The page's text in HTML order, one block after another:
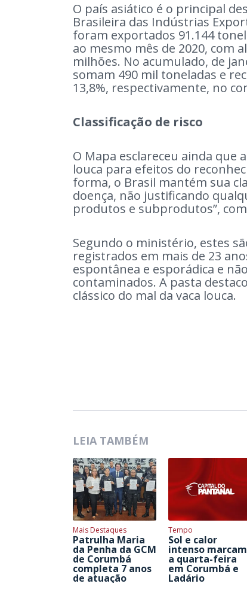
O país asiático é o principal
Brasileira das Indústrias
foram exportados 91.144
ao mesmo mês de 2020, com
milhões. No acumulado, de
somam 490 mil toneladas e
13,8%, respectivamente, no
Classificação de risco
O Mapa esclareceu ainda que
louca para efeitos do
forma, o Brasil mantém sua
doença, não justificando
produtos e subprodutos”,
Segundo o ministério, estes
registrados em mais de 23
espontânea e esporádica e
contaminados. A pasta
clássico do mal da vaca louca.
LEIA TAMBÉM
Mais Destaques
Patrulha Maria
da Penha da GCM
de Corumbá
completa 7 anos
de atuação
Tempo
Sol e calor
intenso marcam
a quarta-feira
em Corumbá e
Ladário